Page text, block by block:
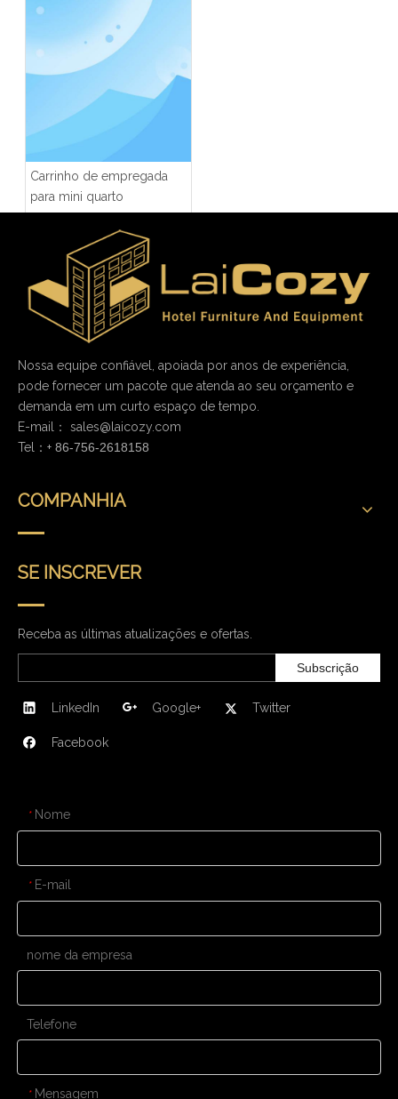
Carrinho de empregada
para mini quarto
Nossa equipe confiável, apoiada por anos de experiência,
pode fornecer um pacote que atenda ao seu orçamento e
demanda em um curto espaço de tempo.
E-mail： sales@laicozy.com
Tel：+ 86-756-2618158
COMPANHIA
SE INSCREVER
Receba as últimas atualizações e ofertas.
Subscrição
LinkedIn Google+ Twitter
Facebook
* Nome
* E-mail
nome da empresa
Telefone
* Mensagem